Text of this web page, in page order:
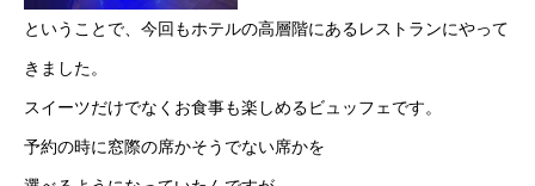
ということで、今回もホテルの高層階にあるレストランにやって
きました。
スイーツだけでなくお食事も楽しめるビュッフェです。
予約の時に窓際の席かそうでない席かを